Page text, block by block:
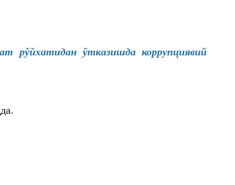
рўйхатидан ўтказишда коррупциявий